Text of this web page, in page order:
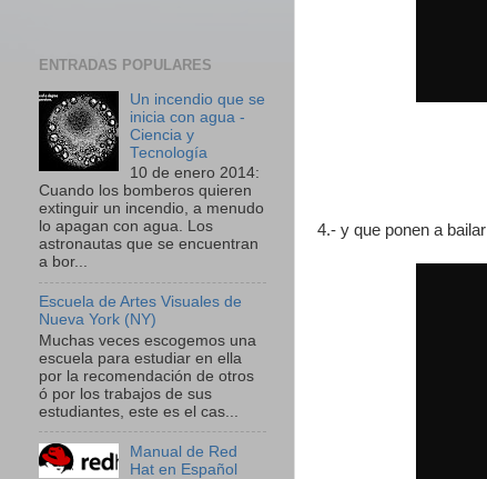
4.- y que ponen a
ENTRADAS POPULARES
Un incendio que se
inicia con agua -
Ciencia y
Tecnología
10 de enero 2014:
Cuando los bomberos quieren
extinguir un incendio, a menudo
lo apagan con agua. Los
astronautas que se encuentran
a bor...
Escuela de Artes Visuales de
Nueva York (NY)
Muchas veces escogemos una
escuela para estudiar en ella
por la recomendación de otros
ó por los trabajos de sus
estudiantes, este es el cas...
Manual de Red
Hat en Español